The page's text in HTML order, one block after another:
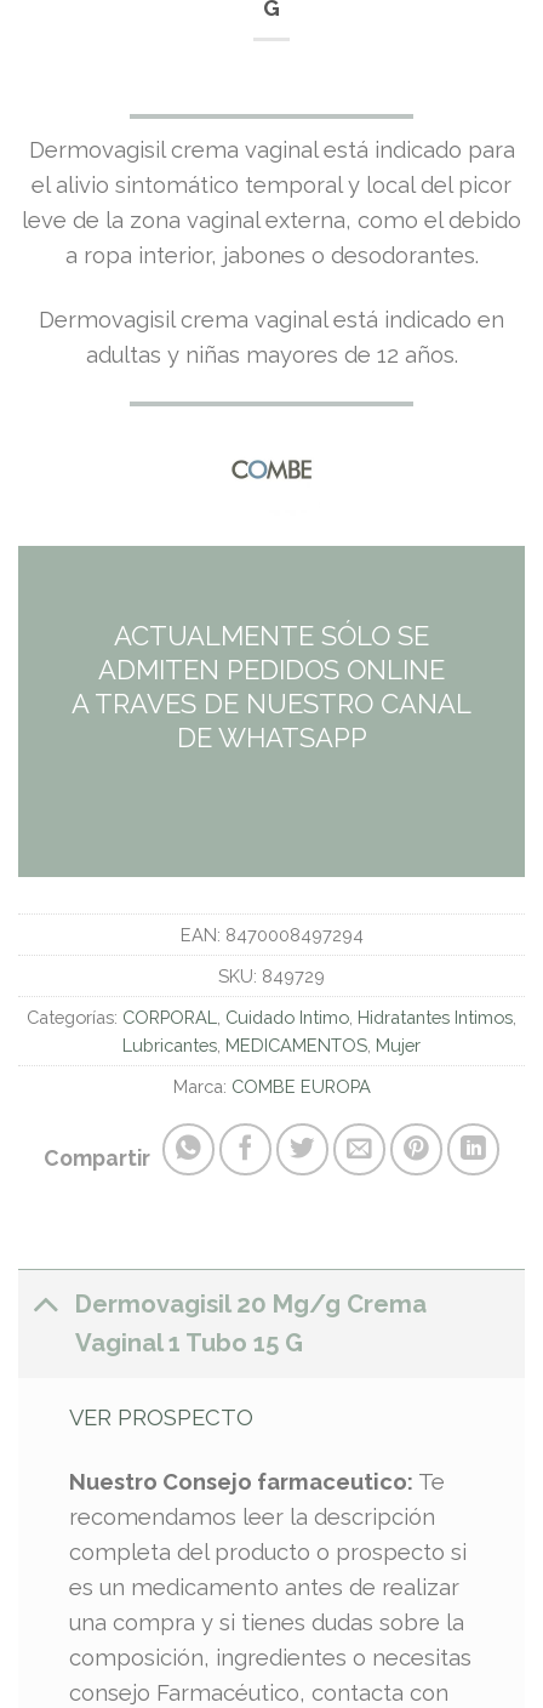
G
El
precio
original
era:
6,75€.
El
precio
actual
es:
6,08€.
Dermovagisil crema vaginal está indicado para
el alivio sintomático temporal y local del picor
leve de la zona vaginal externa, como el debido
a ropa interior, jabones o desodorantes.
Dermovagisil crema vaginal está indicado en
adultas y niñas mayores de 12 años.
ACTUALMENTE SÓLO SE
ADMITEN PEDIDOS ONLINE
A TRAVES DE NUESTRO CANAL
DE WHATSAPP
EAN: 8470008497294
SKU: 849729
Categorías: CORPORAL Cuidado Intimo Hidratantes Intimos
Lubricantes MEDICAMENTOS Mujer
Marca: COMBE EUROPA
Compartir
Dermovagisil 20 Mg/g Crema
Vaginal 1 Tubo 15 G
VER PROSPECTO
Nuestro Consejo farmaceutico: Te
recomendamos leer la descripción
completa del producto o prospecto si
es un medicamento antes de realizar
una compra y si tienes dudas sobre la
composición, ingredientes o necesitas
consejo Farmacéutico, contacta con